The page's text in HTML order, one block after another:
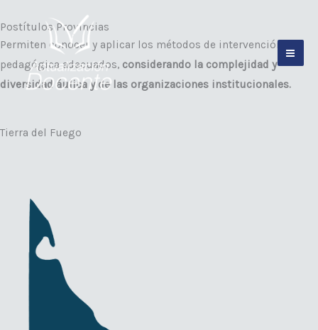
al
contenido
Postítulos Provincias
Permiten conocer y aplicar los métodos de intervención
pedagógica adecuados, considerando la complejidad y
diversidad áulica y de las organizaciones institucionales.
Tierra del Fuego